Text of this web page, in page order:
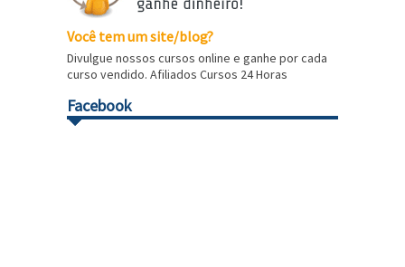
Você tem um site/blog?
Divulgue nossos cursos online e ganhe por cada
curso vendido. Afiliados Cursos 24 Horas
Facebook